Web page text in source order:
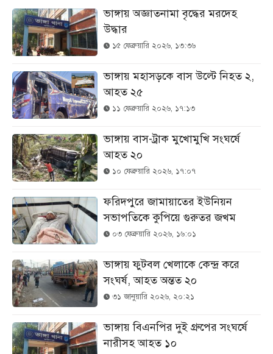
ভাঙ্গায় অজ্ঞাতনামা বৃদ্ধের মরদেহ
উদ্ধার
১৫ ফেব্রুয়ারি ২০২৬, ১৩:৩৬
ভাঙ্গায় মহাসড়কে বাস উল্টে নিহত ২,
আহত ২৫
১১ ফেব্রুয়ারি ২০২৬, ১৭:১৩
ভাঙ্গায় বাস-ট্রাক মুখোমুখি সংঘর্ষে
আহত ২০
১০ ফেব্রুয়ারি ২০২৬, ১৭:০৭
ফরিদপুরে জামায়াতের ইউনিয়ন
সভাপতিকে কুপিয়ে গুরুতর জখম
০৩ ফেব্রুয়ারি ২০২৬, ১৬:০১
ভাঙ্গায় ফুটবল খেলাকে কেন্দ্র করে
সংঘর্ষ, আহত অন্তত ২০
৩১ জানুয়ারি ২০২৬, ২০:২১
ভাঙ্গায় বিএনপির দুই গ্রুপের সংঘর্ষে
নারীসহ আহত ১০